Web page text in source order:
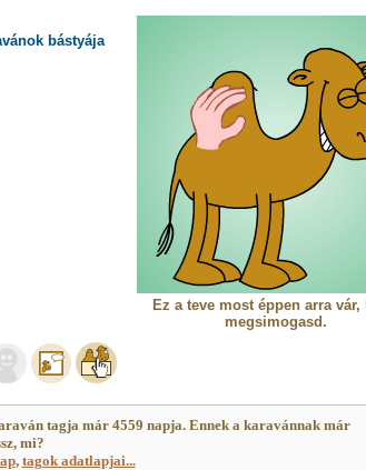
bástyája
Ez a teve most éppen arra vár,
megsimogasd.
tagja már 4559 napja. Ennek a karavánnak már
mi?
, tagok adatlapjai...